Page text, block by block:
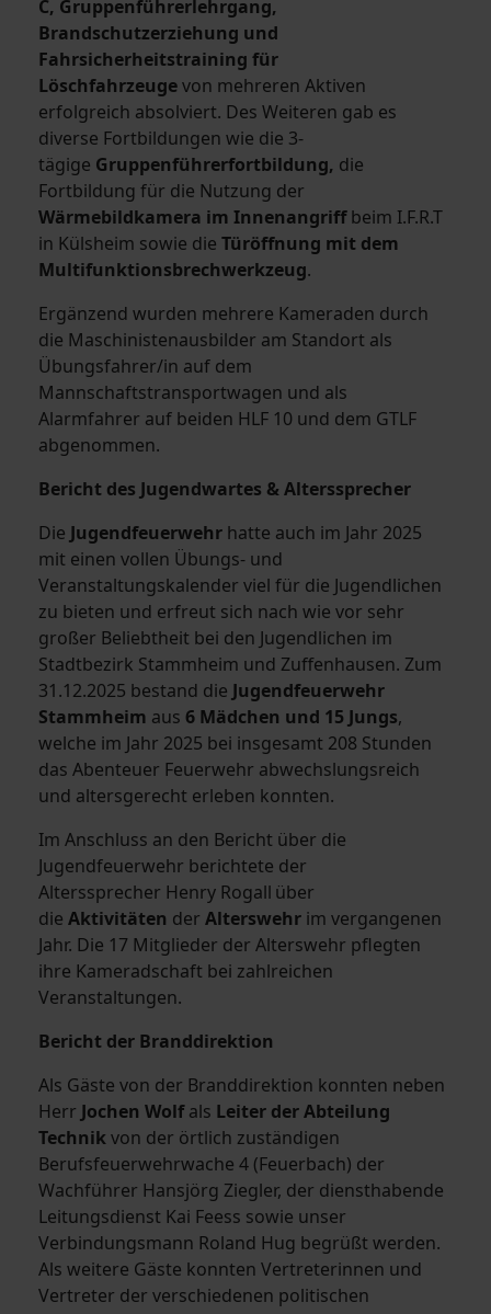
C, Gruppenführerlehrgang,
Brandschutzerziehung und
Fahrsicherheitstraining für
Löschfahrzeugevon mehreren Aktiven
erfolgreich absolviert. Des Weiteren gab es
diverse Fortbildungen wie die 3-
tägige Gruppenführerfortbildung, die
Fortbildung für die Nutzung der
Wärmebildkamera im Innenangriffbeim I.F.R.T
in Külsheim sowie die Türöffnung mit dem
Multifunktionsbrechwerkzeug.
Ergänzend wurden mehrere Kameraden durch
die Maschinistenausbilder am Standort als
Übungsfahrer/in auf dem
Mannschaftstransportwagen und als
Alarmfahrer auf beiden HLF 10 und dem GTLF
abgenommen.
Bericht des Jugendwartes & Alterssprecher
Die Jugendfeuerwehr hatte auch im Jahr 2025
mit einen vollen Übungs- und
Veranstaltungskalender viel für die Jugendlichen
zu bieten und erfreut sich nach wie vor sehr
großer Beliebtheit bei den Jugendlichen im
Stadtbezirk Stammheim und Zuffenhausen. Zum
31.12.2025 bestand die Jugendfeuerwehr
Stammheim aus 6 Mädchen und 15 Jungs,
welche im Jahr 2025 bei insgesamt 208 Stunden
das Abenteuer Feuerwehr abwechslungsreich
und altersgerecht erleben konnten.
Im Anschluss an den Bericht über die
Jugendfeuerwehr berichtete der
Alterssprecher Henry Rogall über
die Aktivitäten der Alterswehr im vergangenen
Jahr. Die 17 Mitglieder der Alterswehr pflegten
ihre Kameradschaft bei zahlreichen
Veranstaltungen.
Bericht der Branddirektion
Als Gäste von der Branddirektion konnten neben
Herr Jochen Wolfals Leiter der Abteilung
Technikvon der örtlich zuständigen
Berufsfeuerwehrwache 4 (Feuerbach) der
Wachführer Hansjörg Ziegler, der diensthabende
Leitungsdienst Kai Feess sowie unser
Verbindungsmann Roland Hug begrüßt werden.
Als weitere Gäste konnten Vertreterinnen und
Vertreter der verschiedenen politischen